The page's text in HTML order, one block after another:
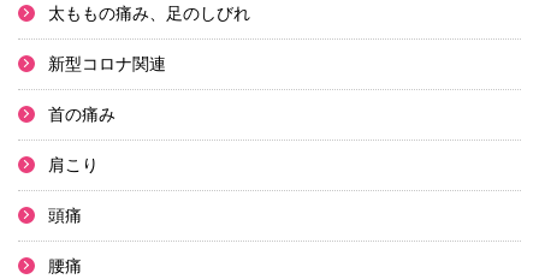
太ももの痛み、足のしびれ
新型コロナ関連
首の痛み
肩こり
頭痛
腰痛